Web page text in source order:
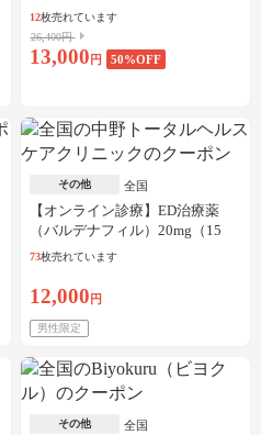
工）
12枚売れています
26,400円
13,000 円 50%OFF
その他 全国
【オンライン診療】ED治療薬
（バルデナフィル）20mg（15
錠）※初診料、送料込
73枚売れています
12,000 円
男性限定
その他 全国